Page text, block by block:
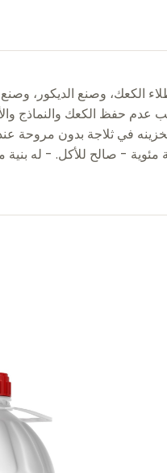
الاستخدام: يستخدم في جميع أنواع طلاء الكعك،
عدم حفظ الكعك والنماذج